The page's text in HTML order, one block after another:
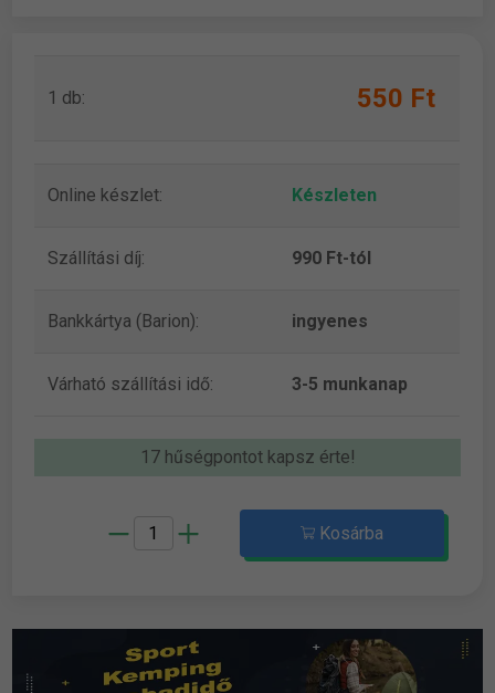
1 db: 550 Ft
Online készlet: Készleten
Szállítási díj: 990 Ft-tól
Bankkártya (Barion): ingyenes
Várható szállítási idő: 3-5 munkanap
17 hűségpontot kapsz érte!
Kosárba